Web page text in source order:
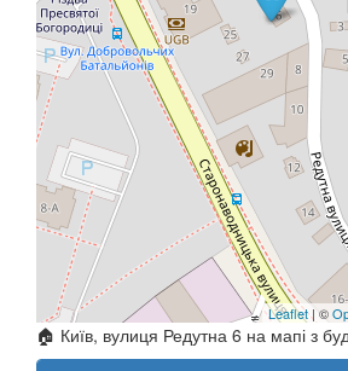
Leaflet| ©
🏠 Київ, вулиця Редутна 6 на мапі з